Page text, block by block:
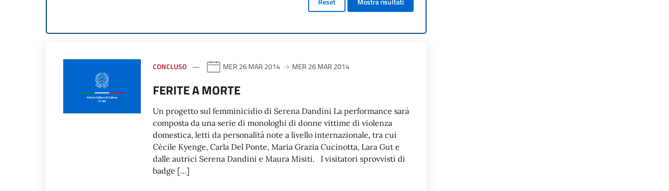
CONCLUSO MER 26 MAR 2014 MER 26 MAR 2014
FERITE A MORTE
Un progetto sul femminicidio di Serena Dandini La performance sarà
composta da una serie di monologhi di donne vittime di violenza
domestica, letti da personalità note a livello internazionale, tra cui
Cécile Kyenge, Carla Del Ponte, Maria Grazia Cucinotta, Lara Gut e
dalle autrici Serena Dandini e Maura Misiti. I visitatori sprovvisti di
badge […]